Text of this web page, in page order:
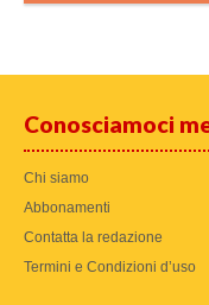
Conosciamoci
Chi siamo
Abbonamenti
Contatta la redazione
Termini e Condizioni d’uso